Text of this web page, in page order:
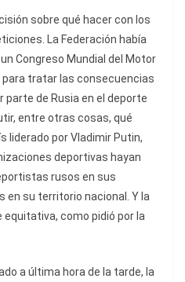
sobre qué hacer con los
La Federación había
Congreso Mundial del Motor
tratar las consecuencias
parte de Rusia en el deporte
entre otras cosas, qué
liderado por Vladimir Putin,
deportivas hayan
rusos en sus
en su territorio nacional. Y la
como pidió por la
a última hora de la tarde, la